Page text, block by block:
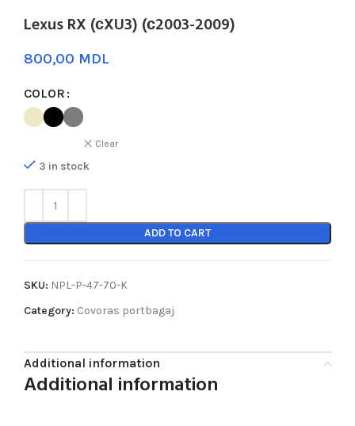
Lexus RX (сXU3) (с2003-2009)
MDL
COLOR
Clear
3 in stock
ADD TO CART
SKU: NPL-P-47-70-K
Category: Covoras portbagaj
Additional information
Additional information